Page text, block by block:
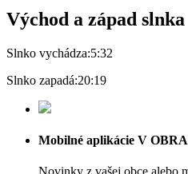
Východ a západ slnka
Slnko vychádza:5:32
Slnko zapadá:20:19
Mobilné aplikácie V